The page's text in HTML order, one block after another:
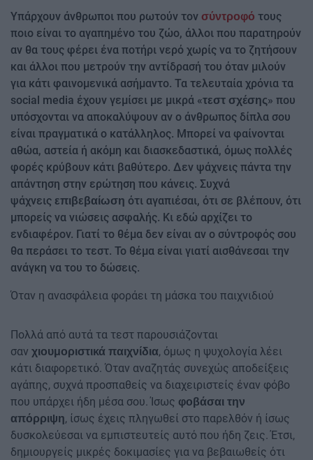
Υπάρχουν άνθρωποι που ρωτούν τον σύντροφό τους
ποιο είναι το αγαπημένο του ζώο, άλλοι που παρατηρούν
αν θα τους φέρει ένα ποτήρι νερό χωρίς να το ζητήσουν
και άλλοι που μετρούν την αντίδρασή του όταν μιλούν
για κάτι φαινομενικά ασήμαντο. Τα τελευταία χρόνια τα
social media έχουν γεμίσει με μικρά «τεστ σχέσης» που
υπόσχονται να αποκαλύψουν αν ο άνθρωπος δίπλα σου
είναι πραγματικά ο κατάλληλος. Μπορεί να φαίνονται
αθώα, αστεία ή ακόμη και διασκεδαστικά, όμως πολλές
φορές κρύβουν κάτι βαθύτερο. Δεν ψάχνεις πάντα την
απάντηση στην ερώτηση που κάνεις. Συχνά
ψάχνεις επιβεβαίωση ότι αγαπιέσαι, ότι σε βλέπουν, ότι
μπορείς να νιώσεις ασφαλής. Κι εδώ αρχίζει το
ενδιαφέρον. Γιατί το θέμα δεν είναι αν ο σύντροφός σου
θα περάσει το τεστ. Το θέμα είναι γιατί αισθάνεσαι την
ανάγκη να του το δώσεις.
Όταν η ανασφάλεια φοράει τη μάσκα του παιχνιδιού
Πολλά από αυτά τα τεστ παρουσιάζονται
σαν χιουμοριστικά παιχνίδια, όμως η ψυχολογία λέει
κάτι διαφορετικό. Όταν αναζητάς συνεχώς αποδείξεις
αγάπης, συχνά προσπαθείς να διαχειριστείς έναν φόβο
που υπάρχει ήδη μέσα σου. Ίσως φοβάσαι την
απόρριψη, ίσως έχεις πληγωθεί στο παρελθόν ή ίσως
δυσκολεύεσαι να εμπιστευτείς αυτό που ήδη ζεις. Έτσι,
δημιουργείς μικρές δοκιμασίες για να βεβαιωθείς ότι